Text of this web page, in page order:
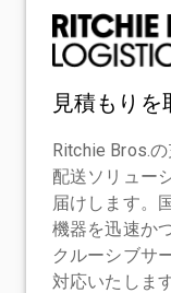
見積もりを
Ritchie Bros.
配送ソリュー
届けします。
機器を迅速か
クルーシブサ
対応いたしま